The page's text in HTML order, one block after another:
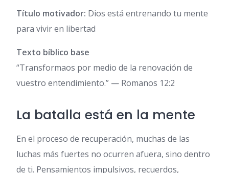
Título motivador: Dios está entrenando tu mente
para vivir en libertad
Texto bíblico base
“Transformaos por medio de la renovación de
vuestro entendimiento.” — Romanos 12:2
La batalla está en la mente
En el proceso de recuperación, muchas de las
luchas más fuertes no ocurren afuera, sino dentro
de ti. Pensamientos impulsivos, recuerdos,